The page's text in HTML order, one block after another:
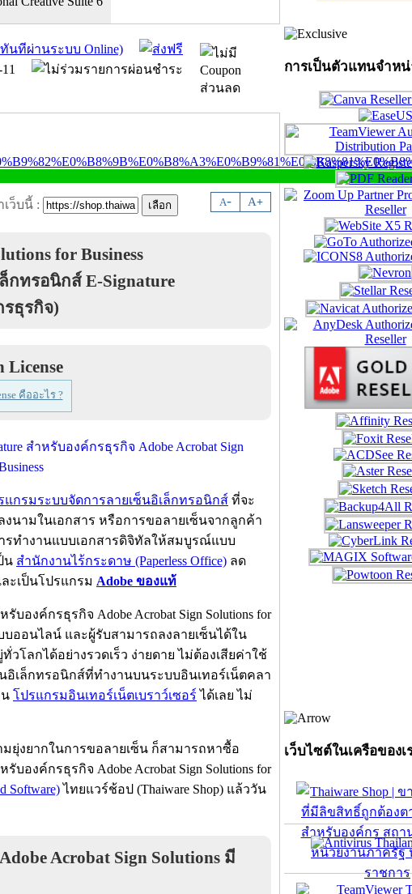
A- A+
ว็บนี้ :
for Business
กทรอนิกส์ E-Signature
ธุรกิจ)
License
คืออะไร ?
แกรมระบบจัดการลายเซ็นอิเล็กทรอนิกส์ ที่จะ
นามในเอกสาร หรือการขอลายเซ็นจากลูกค้า
รทำงานแบบเอกสารดิจิทัลให้สมบูรณ์แบบ
น สำนักงานไร้กระดาษ (Paperless Office) ลด
ะเป็นโปรแกรม Adobe ของแท้
องค์กรธุรกิจ Adobe Acrobat Sign Solutions for
บออนไลน์ และผู้รับสามารถลงลายเซ็นได้ใน
วโลกได้อย่างรวดเร็ว ง่ายดาย ไม่ต้องเสียค่าใช้
อิเล็กทรอนิกส์ที่ทำงานบนระบบอินเทอร์เน็ตคลา
โปรแกรมอินเทอร์เน็ตเบราว์เซอร์ ได้เลย ไม่
ยุ่งยากในการขอลายเซ็น ก็สามารถหาซื้อ
องค์กรธุรกิจ Adobe Acrobat Sign Solutions for
Software)ไทยแวร์ช้อป (Thaiware Shop) แล้ววัน
Adobe Acrobat Sign Solutions มี
การเป็นตัวแทนจำห
เว็บไซต์ในเครือของเ